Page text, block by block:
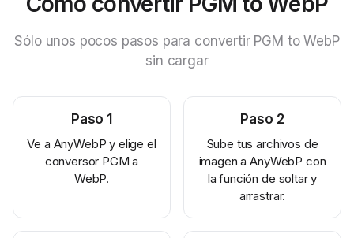
Sólo unos pocos pasos para convertir PGM to WebP
sin cargar
Paso 1
Ve a AnyWebP y elige el
conversor PGM a
WebP.
Paso 2
Sube tus archivos de
imagen a AnyWebP con
la función de soltar y
arrastrar.